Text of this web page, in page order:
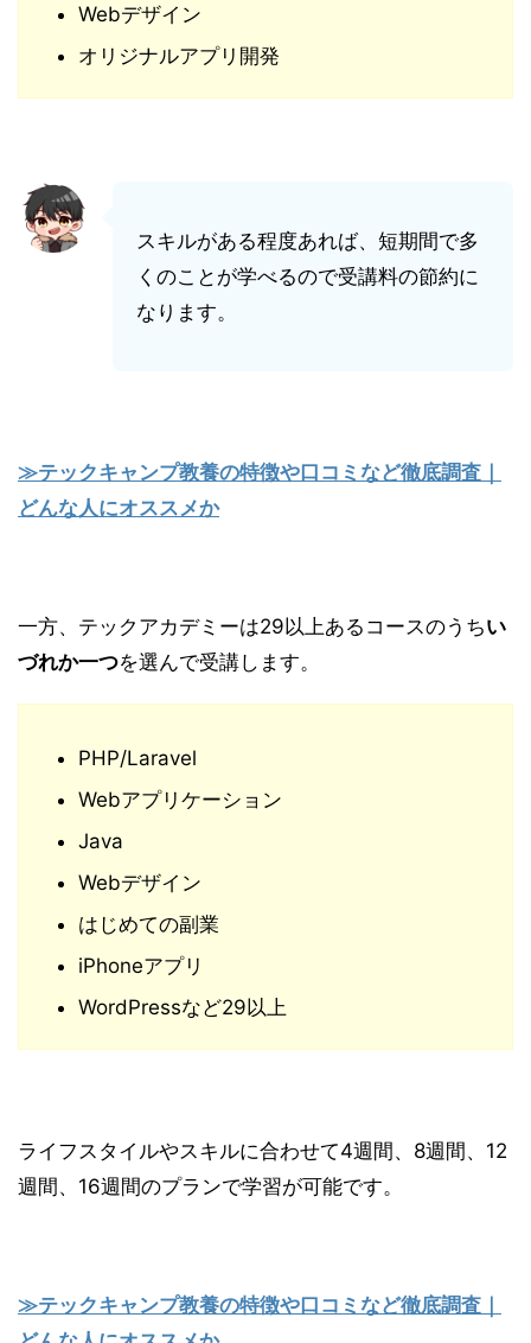
Webデザイン
オリジナルアプリ開発
スキルがある程度あれば、短期間で多
くのことが学べるので受講料の節約に
なります。
≫テックキャンプ教養の特徴や口コミなど徹底調査｜
どんな人にオススメか
一方、テックアカデミーは29以上あるコースのうちい
づれか一つを選んで受講します。
PHP/Laravel
Webアプリケーション
Java
Webデザイン
はじめての副業
iPhoneアプリ
WordPressなど29以上
ライフスタイルやスキルに合わせて4週間、8週間、12
週間、16週間のプランで学習が可能です。
≫テックキャンプ教養の特徴や口コミなど徹底調査｜